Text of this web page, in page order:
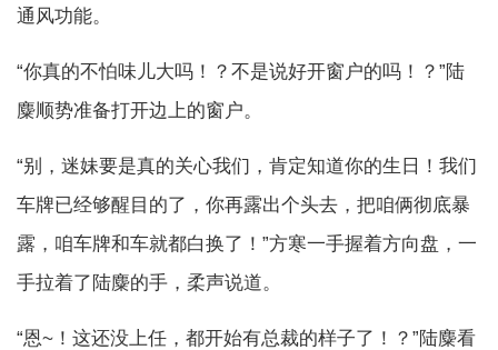
通风功能。
“你真的不怕味儿大吗！？不是说好开窗户的吗！？”陆
麋顺势准备打开边上的窗户。
“别，迷妹要是真的关心我们，肯定知道你的生日！我们
车牌已经够醒目的了，你再露出个头去，把咱俩彻底暴
露，咱车牌和车就都白换了！”方寒一手握着方向盘，一
手拉着了陆麋的手，柔声说道。
“恩~！这还没上任，都开始有总裁的样子了！？”陆麋看